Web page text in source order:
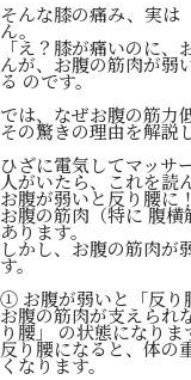
そんな膝の痛み、実は
ん。
「え？膝が痛いのに
んが、お腹の筋肉が弱
る のです。
では、なぜお腹の筋力
その驚きの理由を解説
ひざに電気してマッサ
人がいたら、これを読
お腹が弱いと反り腰に
お腹の筋肉（特に 腹
あります。
しかし、お腹の筋肉が
す。
① お腹が弱いと「反り
お腹の筋肉が支えられ
り腰」 の状態になりま
反り腰になると、体の
くなります。